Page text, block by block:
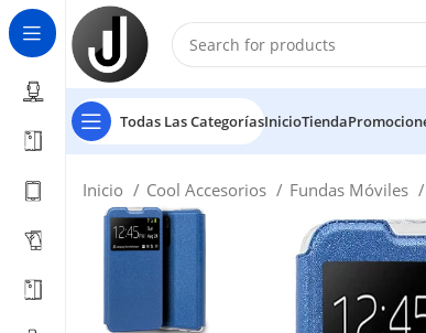
Todas Las CategoríasInicioTienda
Inicio Cool Accesorios Fundas Móviles